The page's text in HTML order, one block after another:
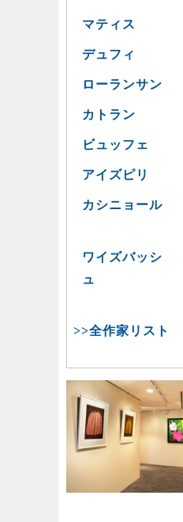
マティス
デュフィ
ローランサン
カトラン
ビュッフェ
アイズピリ
カシニョール
ワイズバッシ
ュ
>>全作家リスト